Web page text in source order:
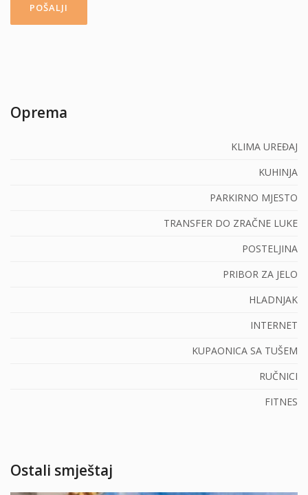
Oprema
KLIMA UREĐAJ
KUHINJA
PARKIRNO MJESTO
TRANSFER DO ZRAČNE LUKE
POSTELJINA
PRIBOR ZA JELO
HLADNJAK
INTERNET
KUPAONICA SA TUŠEM
RUČNICI
FITNES
Ostali smještaj